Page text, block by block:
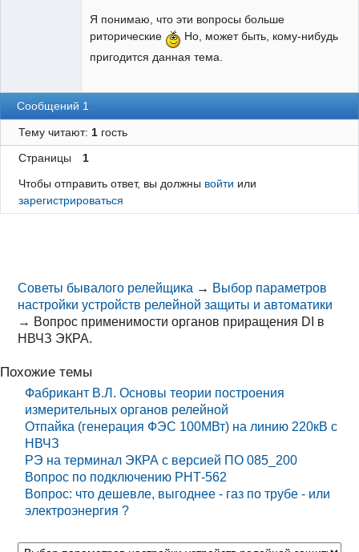
Я понимаю, что эти вопросы больше
риторические
Но, может быть, кому-нибудь
пригодится данная тема.
Сообщений 1
Тему читают: 1гость
Страницы
1
Чтобы отправить ответ, вы должны войти или
зарегистрироваться
Советы бывалого релейщика → Выбор параметров
настройки устройств релейной защиты и автоматики
→ Вопрос применимости органов приращения DI в
НВЧЗ ЭКРА.
Похожие темы
Фабрикант В.Л. Основы теории построения
измерительных органов релейной
Отпайка (генерация ФЭС 100МВт) на линию 220кВ с
НВЧЗ
РЭ на терминал ЭКРА с версией ПО 085_200
Вопрос по подключению РНТ-562
Вопрос: что дешевле, выгоднее - газ по трубе - или
электроэнергия ?